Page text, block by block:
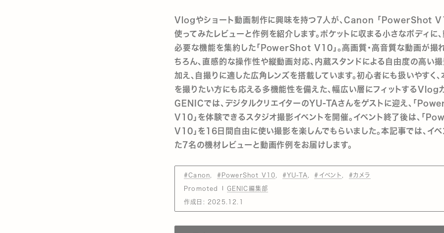
Vlogやショート動画制作に興味を持つ7人が、Canon 「PowerShot
使ってみたレビューと作例を紹介します。ポケットに収まる小さなボディに
必要な機能を集約した「PowerShot V10」。高画質・高音質な動画が撮
ちろん、直感的な操作性や縦動画対応、内蔵スタンドによる自由度の高い
加え、自撮りに適した広角レンズを搭載しています。初心者にも扱いやすく
を撮りたい方にも応える多機能性を備えた、幅広い層にフィットするVlogカ
GENICでは、デジタルクリエイターのYU-TAさんをゲストに迎え、「
V10」を体験できるスタジオ撮影イベントを開催。イベント終了後は、「
V10」を16日間自由に使い撮影を楽しんでもらいました。本記事では、イ
た7名の機材レビューと動画作例をお届けします。
#Canon #PowerShot V10 #YU-TA #イベント #カメラ
Promoted GENIC編集部
作成日: 2025.12.1